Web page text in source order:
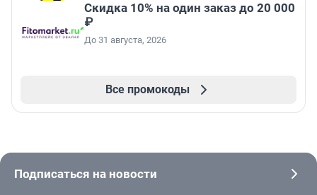
Скидка 10% на один заказ до 20 000
₽
До 31 августа, 2026
Все промокоды
Подписаться на новости